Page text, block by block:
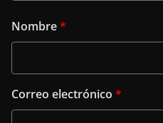
Nombre*
Correo electrónico *